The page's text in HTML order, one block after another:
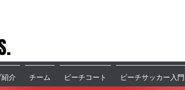
介 チーム ビーチコート ビーチサッカー入門